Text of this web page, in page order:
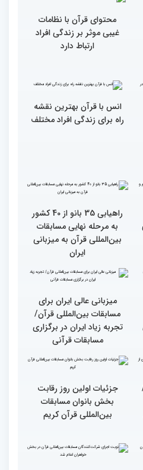
گزارش تصویری اولین روز
رقابت بخش بانوان چهلمین
دوره مسابقات بین المللی
محتوای قرآن با نظامات
غیبی موثر بر زندگی افراد
انس با قرآن بهترین نقشه
راه برای زندگی افراد مختلف
راهیابی 35 بانو از 40 کشور
به مرحله نهایی مسابقات
بین‌المللی قرآن به میزبانی
ایران
میزبانی عالی ایران برای
مسابقات بین‌المللی قرآن/
تجربه زیاد ایران در برگزاری